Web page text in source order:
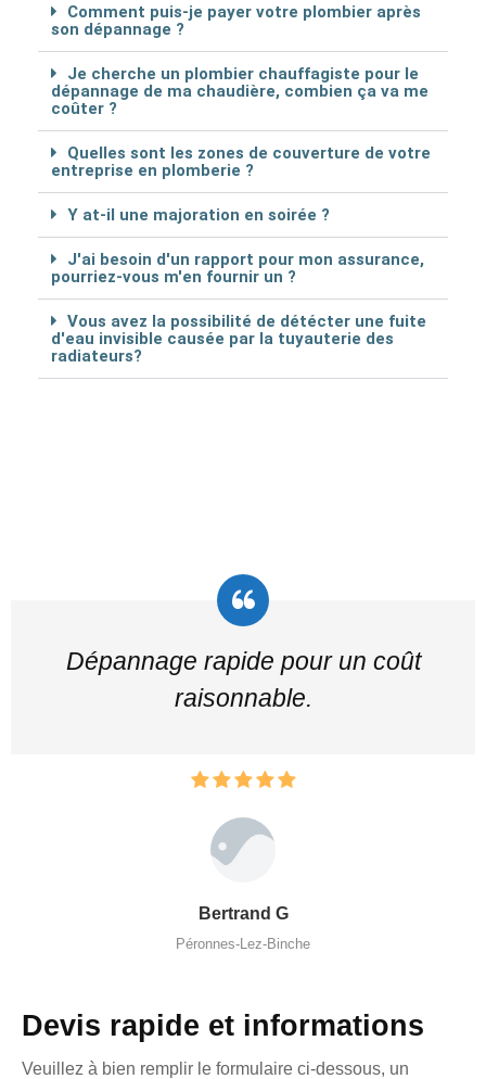
Comment puis-je payer votre plombier après
son dépannage ?
Je cherche un plombier chauffagiste pour le
dépannage de ma chaudière, combien ça va me
coûter ?
Quelles sont les zones de couverture de votre
entreprise en plomberie ?
Y at-il une majoration en soirée ?
J'ai besoin d'un rapport pour mon assurance,
pourriez-vous m'en fournir un ?
Vous avez la possibilité de détécter une fuite
d'eau invisible causée par la tuyauterie des
radiateurs?
Dépannage rapide pour un coût
raisonnable.
Bertrand G
Péronnes-Lez-Binche
Devis rapide et informations
Veuillez à bien remplir le formulaire ci-dessous, un